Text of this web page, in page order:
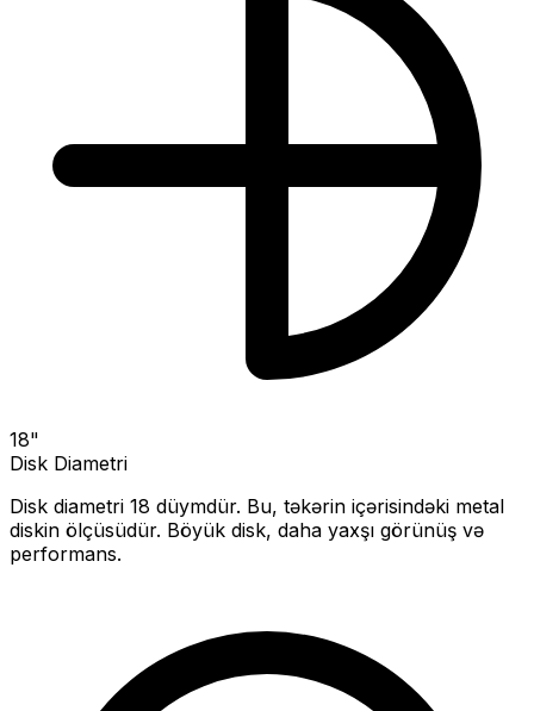
18"
Disk Diametri
Disk diametri 18 düymdür. Bu, təkərin içərisindəki metal
diskin ölçüsüdür. Böyük disk, daha yaxşı görünüş və
performans.